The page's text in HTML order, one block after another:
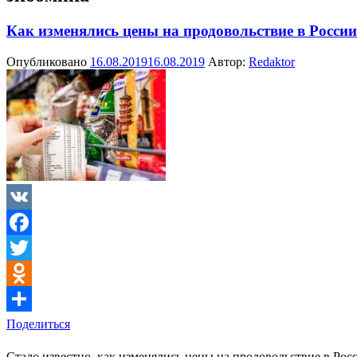
Как изменялись цены на продовольствие в
Опубликовано 16.08.201916.08.2019 Автор: Redaktor
VK
Facebook
Twitter
Odnoklassniki
Поделиться